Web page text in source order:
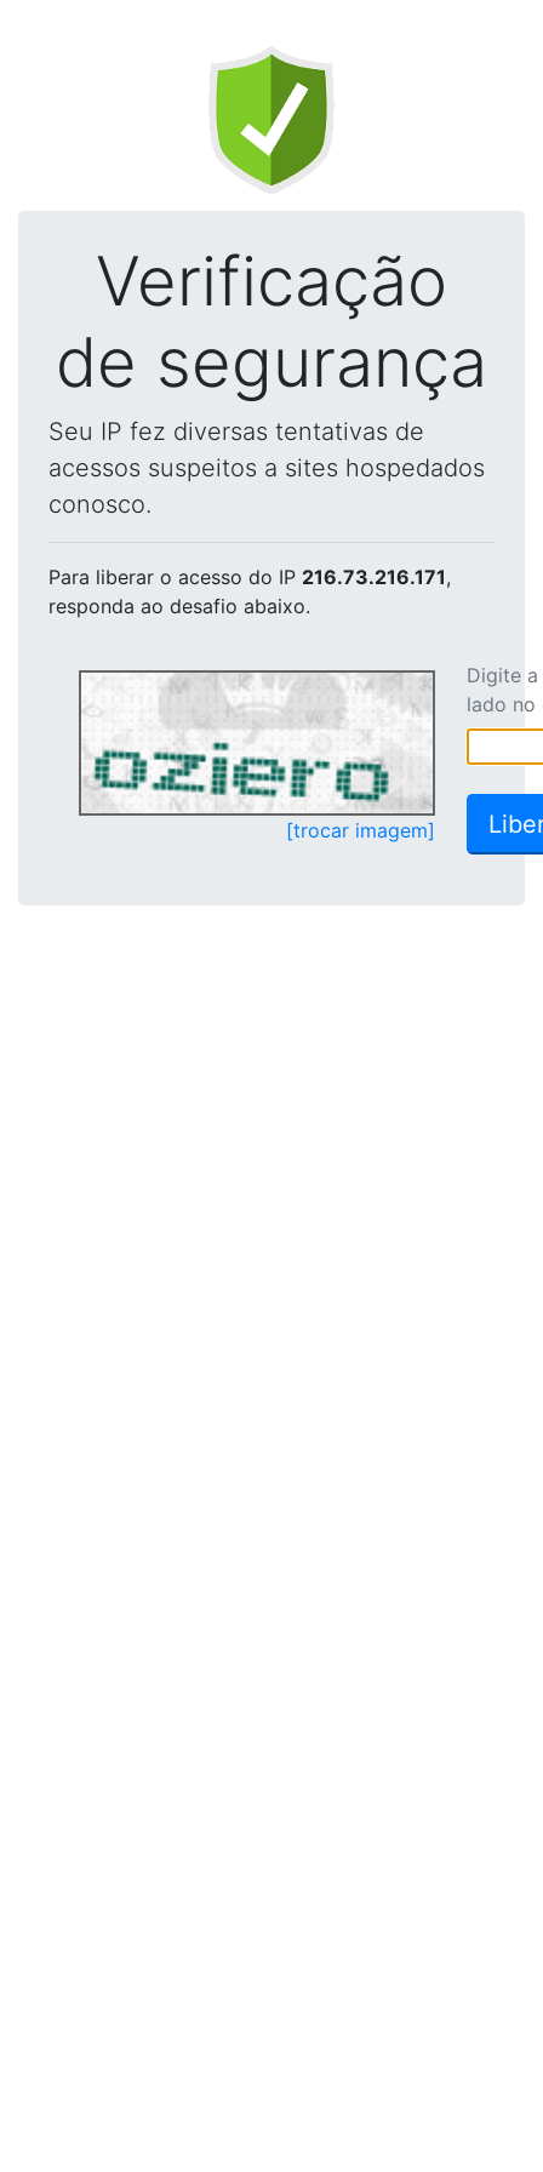
Verificação
de segurança
Seu IP fez diversas tentativas de
acessos suspeitos a sites hospedados
conosco.
Para liberar o acesso do IP 216.73.216.171,
responda ao desafio abaixo.
[trocar imagem]
Digite
lado no